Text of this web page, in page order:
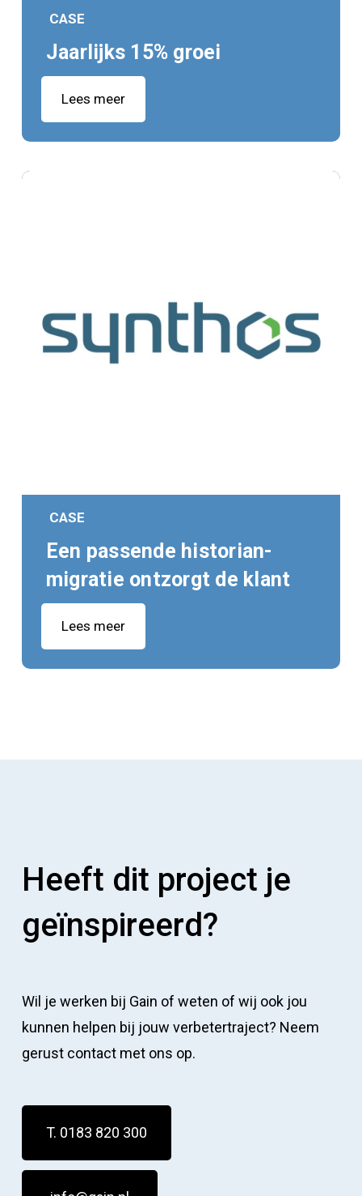
CASE
Jaarlijks 15% groei
Lees meer
CASE
Een passende historian-
migratie ontzorgt de klant
Lees meer
Heeft dit project je
geïnspireerd?
Wil je werken bij Gain of weten of wij ook jou
kunnen helpen bij jouw verbetertraject? Neem
gerust contact met ons op.
T. 0183 820 300